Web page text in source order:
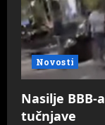
Novosti
Nasilje BBB-
tučnjave